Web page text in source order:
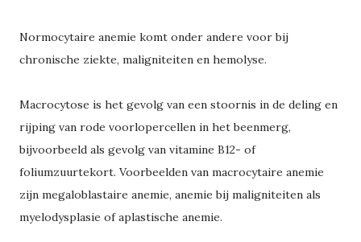
Normocytaire anemie komt onder andere voor bij
chronische ziekte, maligniteiten en hemolyse.
Macrocytose is het gevolg van een stoornis in de deling en
rijping van rode voorlopercellen in het beenmerg,
bijvoorbeeld als gevolg van vitamine B12- of
foliumzuurtekort. Voorbeelden van macrocytaire anemie
zijn megaloblastaire anemie, anemie bij maligniteiten als
myelodysplasie of aplastische anemie.